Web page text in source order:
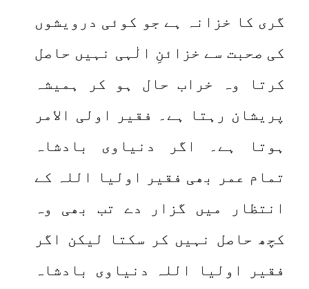
گری کا خزانہ ہے جو کوئی درویشوں
کی صحبت سے خزائنِ الٰہی نہیں حاصل
کرتا وہ خراب حال ہو کر ہمیشہ
پریشان رہتا ہے۔ فقیر اولی الامر
ہوتا ہے۔ اگر دنیاوی بادشاہ
تمام عمر بھی فقیر اولیا اللہ کے
انتظار میں گزار دے تب بھی وہ
کچھ حاصل نہیں کر سکتا لیکن اگر
فقیر اولیا اللہ دنیاوی بادشاہ